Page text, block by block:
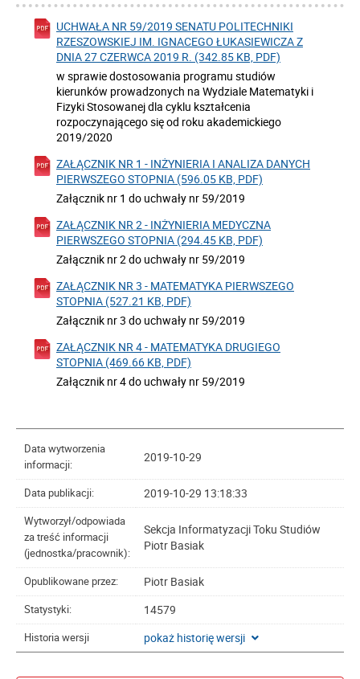
UCHWAŁA NR 59/2019 SENATU POLITECHNIKI
RZESZOWSKIEJ IM. IGNACEGO ŁUKASIEWICZA Z
DNIA 27 CZERWCA 2019 R. (342.85 KB, PDF)
w sprawie dostosowania programu studiów
kierunków prowadzonych na Wydziale Matematyki i
Fizyki Stosowanej dla cyklu kształcenia
rozpoczynającego się od roku akademickiego
2019/2020
ZAŁĄCZNIK NR 1 - INŻYNIERIA I ANALIZA DANYCH
PIERWSZEGO STOPNIA (596.05 KB, PDF)
Załącznik nr 1 do uchwały nr 59/2019
ZAŁĄCZNIK NR 2 - INŻYNIERIA MEDYCZNA
PIERWSZEGO STOPNIA (294.45 KB, PDF)
Załącznik nr 2 do uchwały nr 59/2019
ZAŁĄCZNIK NR 3 - MATEMATYKA PIERWSZEGO
STOPNIA (527.21 KB, PDF)
Załącznik nr 3 do uchwały nr 59/2019
ZAŁĄCZNIK NR 4 - MATEMATYKA DRUGIEGO
STOPNIA (469.66 KB, PDF)
Załącznik nr 4 do uchwały nr 59/2019
Data wytworzenia
informacji:
2019-10-29
Data publikacji: 2019-10-29 13:18:33
Wytworzył/odpowiada
za treść informacji
(jednostka/pracownik):
Sekcja Informatyzacji Toku Studiów
Piotr Basiak
Opublikowane przez: Piotr Basiak
Statystyki: 14579
Historia wersji pokaż historię wersji